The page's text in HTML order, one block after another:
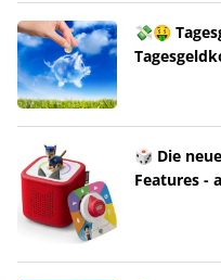
💸🤑
🎲 Die
Features -